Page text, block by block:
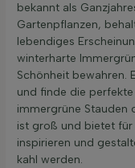
bekannt als
Gartenpflanzen,
lebendiges
winterharte
Schönheit bewahren.
und finde die
immergrüne Stauden
ist groß und bietet für
inspirieren und
kahl werden.